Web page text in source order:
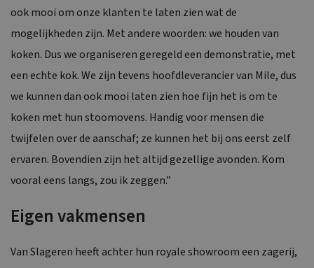
ook mooi om onze klanten te laten zien wat de
mogelijkheden zijn. Met andere woorden: we houden van
koken. Dus we organiseren geregeld een demonstratie, met
een echte kok. We zijn tevens hoofdleverancier van Mile, dus
we kunnen dan ook mooi laten zien hoe fijn het is om te
koken met hun stoomovens. Handig voor mensen die
twijfelen over de aanschaf; ze kunnen het bij ons eerst zelf
ervaren. Bovendien zijn het altijd gezellige avonden. Kom
vooral eens langs, zou ik zeggen.”
Eigen vakmensen
Van Slageren heeft achter hun royale showroom een zagerij,